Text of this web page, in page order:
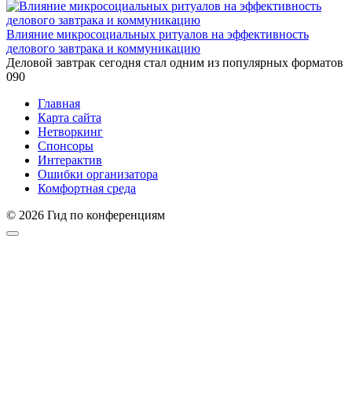
Влияние микросоциальных ритуалов на эффективность
делового завтрака и коммуникацию
Деловой завтрак сегодня стал одним из популярных форматов
090
Главная
Карта сайта
Нетворкинг
Спонсоры
Интерактив
Ошибки организатора
Комфортная среда
© 2026 Гид по конференциям